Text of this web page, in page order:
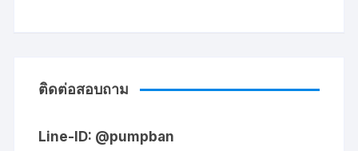
ติดต่อสอบถาม
Line-ID: @pumpban